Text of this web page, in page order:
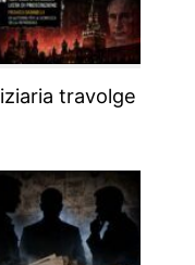
travolge